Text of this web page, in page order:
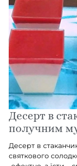
Десерт в
получним
Десерт в
святкового